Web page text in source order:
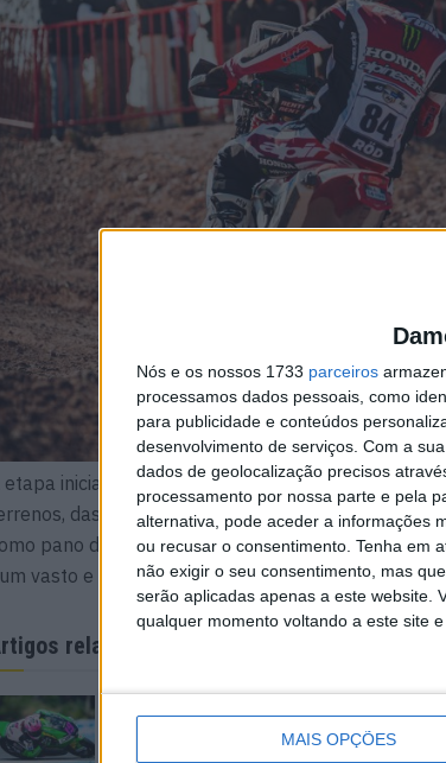
Nós e os nossos 1733 parceiros
processamos dados pessoais, como
para publicidade e conteúdos
desenvolvimento de serviços. Com a
dados de geolocalização precisos
processamento por nossa parte e pela
alternativa, pode aceder a informações
ou recusar o consentimento. Tenha em
não exigir o seu consentimento, mas
serão aplicadas apenas a este website.
qualquer momento voltando a este site
MAIS OPÇÕES
etapa inicial do Desafio YPF Ruta 40 terá lugar
das mais diversas e, certamente, das mais
pano de fundo, a competição terá início em
vasto e veloz salar, que exige muita atenção à
relacionados
conquista pole caseira em